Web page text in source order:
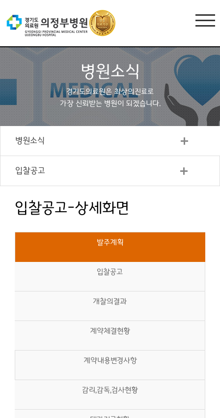
병원소식
경기도의료원은 최상의진료로
가장 신뢰받는 병원이 되겠습니다.
병원소식
입찰공고
입찰공고-상세화면
발주계획
입찰공고
개찰의결과
계약체결현황
계약내용변경사항
감리,감독,검사현황